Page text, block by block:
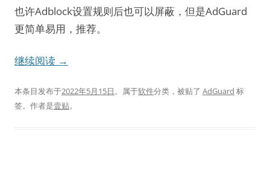
也许Adblock设置规则后也可以屏蔽，但是AdGuard
更简单易用，推荐。
继续阅读 →
本条目发布于2022年5月15日。属于软件分类，被贴了 AdGuard 标
签。 作者是壹贴。